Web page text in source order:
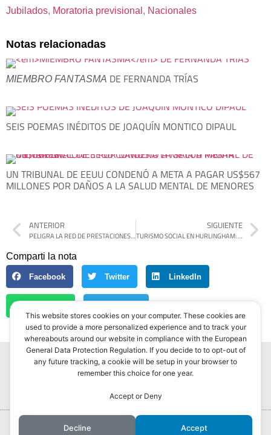
Jubilados, Moratoria previsional , Nacionales
Notas relacionadas
MIEMBRO FANTASMA DE FERNANDA TRÍAS
SEIS POEMAS INÉDITOS DE JOAQUÍN MONTICO DIPAUL
UN TRIBUNAL DE EEUU CONDENÓ A META A PAGAR US$567
MILLONES POR DAÑOS A LA SALUD MENTAL DE MENORES
ANTERIOR
PELIGRA LA RED DE PRESTACIONES EN DISCAPACIDAD: “SI ESTE SISTEMA COLAPSA, LAS CONSECUENCIAS SERÁN DEVASTADORAS”
SIGUIENTE
TURISMO SOCIAL EN HURLINGHAM: SELCI FIRMÓ UN CONVENIO CON EL INTENDENTE DE MERCEDES PARA QUE LOS JUBILADOS DEL DISTRITO REALICEN VIAJES RECREATIVOS
Comparti la nota
Facebook Twitter LinkedIn
Portada Hurlingham Post ®2022
This website stores cookies on your computer. These cookies are
used to provide a more personalized experience and to track your
whereabouts around our website in compliance with the European
General Data Protection Regulation. If you decide to to opt-out of
any future tracking, a cookie will be setup in your browser to
remember this choice for one year.
Accept or Deny
Decline Accept